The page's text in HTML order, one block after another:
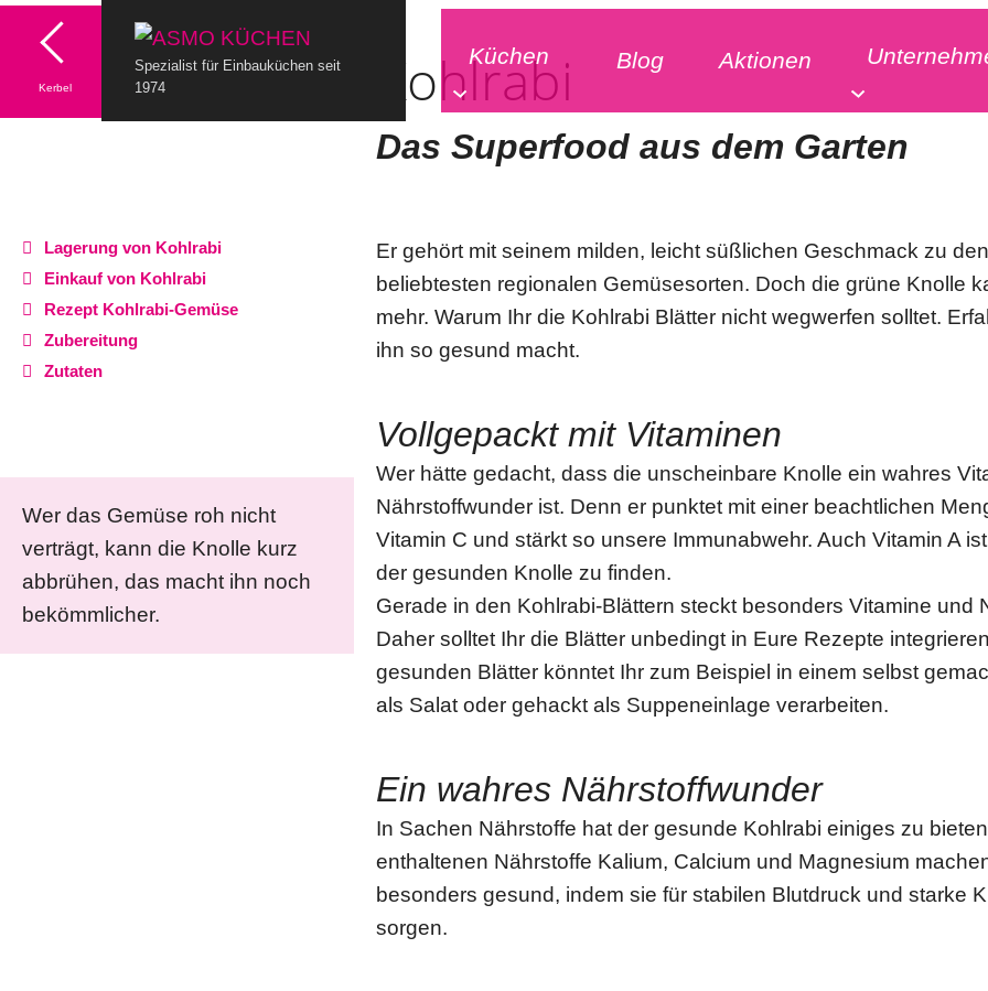
Spezialist für Einbauküchen seit
1974
Küchen Blog Aktionen
Kerbel Kohlrabi
Das Superfood aus dem Garten
Lagerung von Kohlrabi
Einkauf von Kohlrabi
Rezept Kohlrabi-Gemüse
Zubereitung
Zutaten
Wer das Gemüse roh nicht
verträgt, kann die Knolle kurz
abbrühen, das macht ihn noch
bekömmlicher.
Er gehört mit seinem milden, leicht süßlichen Geschmack zu den
beliebtesten regionalen Gemüsesorten. Doch die grüne Knolle
mehr. Warum Ihr die Kohlrabi Blätter nicht wegwerfen solltet.
ihn so gesund macht.
Vollgepackt mit Vitaminen
Wer hätte gedacht, dass die unscheinbare Knolle ein wahres
Nährstoffwunder ist. Denn er punktet mit einer beachtlichen
Vitamin C und stärkt so unsere Immunabwehr. Auch Vitamin A
der gesunden Knolle zu finden.
Gerade in den Kohlrabi-Blättern steckt besonders Vitamine und
Daher solltet Ihr die Blätter unbedingt in Eure Rezepte
gesunden Blätter könntet Ihr zum Beispiel in einem selbst
als Salat oder gehackt als Suppeneinlage verarbeiten.
Ein wahres Nährstoffwunder
In Sachen Nährstoffe hat der gesunde Kohlrabi einiges zu
enthaltenen Nährstoffe Kalium, Calcium und Magnesium
besonders gesund, indem sie für stabilen Blutdruck und starke
sorgen.